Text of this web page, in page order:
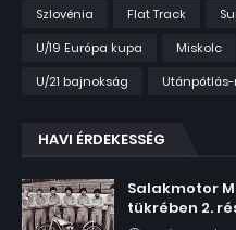
Szlovénia
Flat Track
U/19 Európa kupa
Miskolc
U/21 bajnokság
HAVI ÉRDEKESSÉG
Salakmotor
tükrében 2.